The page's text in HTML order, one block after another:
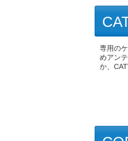
専用の
めアン
か、